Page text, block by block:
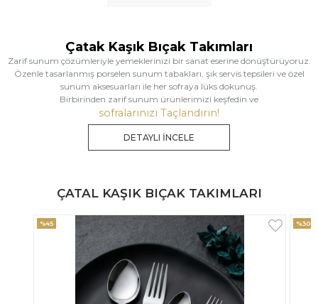
Çatak Kaşık Bıçak Takımları
Zarif sunum çözümleriyle yemeklerinizi bir sanat eserine dönüştürüyoruz.
Özenle tasarlanmış porselen sunum tabakları, şık servis tepsileri ve özel
sunum aksesuarları ile her sofraya lüks dokunuş.
Birbirinden zarif sunum ürünlerimizi keşfedin ve
sofralarınızı Taçlandırın!
DETAYLI İNCELE
ÇATAL KAŞIK BIÇAK TAKIMLARI
%30 %33